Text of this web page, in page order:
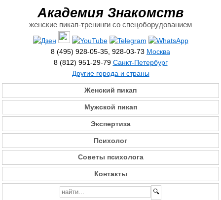
Академия Знакомств
женские пикап-тренинги со спецоборудованием
8 (495) 928-05-35, 928-03-73 Москва
8 (812) 951-29-79 Санкт-Петербург
Другие города и страны
Женский пикап
Мужской пикап
Экспертиза
Психолог
Советы психолога
Контакты